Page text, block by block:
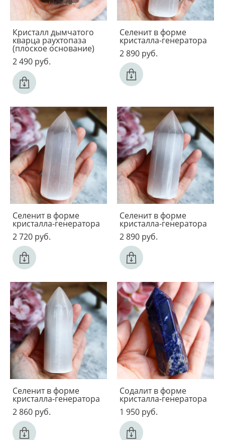
Кристалл дымчатого
кварца раухтопаза
(плоское основание)
2 490 pуб.
Селенит в форме
кристалла-генератора
2 890 pуб.
Селенит в форме
кристалла-генератора
2 720 pуб.
Селенит в форме
кристалла-генератора
2 890 pуб.
Селенит в форме
кристалла-генератора
2 860 pуб.
Содалит в форме
кристалла-генератора
1 950 pуб.